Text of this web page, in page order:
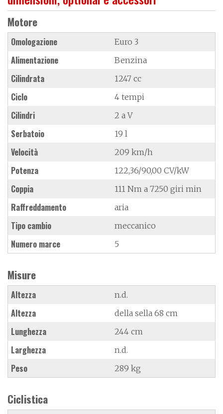
Motore
Omologazione Euro 3
Alimentazione Benzina
Cilindrata 1247 cc
Ciclo 4 tempi
Cilindri 2 a V
Serbatoio 19 l
Velocità 209 km/h
Potenza 122,36/90,00 CV/kW
Coppia 111 Nm a 7250 giri min
Raffreddamento aria
Tipo cambio meccanico
Numero marce 5
Misure
Altezza n.d.
Altezza della sella 68 cm
Lunghezza 244 cm
Larghezza n.d.
Peso 289 kg
Ciclistica